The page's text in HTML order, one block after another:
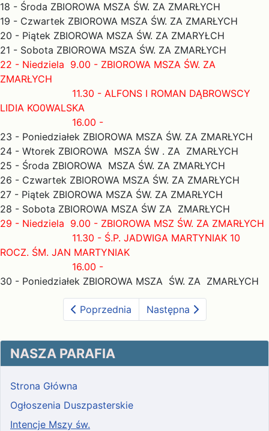
18 - Środa ZBIOROWA MSZA ŚW. ZA ZMARŁYCH
19 - Czwartek ZBIOROWA MSZA ŚW. ZA ZMARŁYCH
20 - Piątek ZBIOROWA MSZA ŚW. ZA ZMARYŁCH
21 - Sobota ZBIOROWA MSZA ŚW. ZA ZMARŁYCH
22 - Niedziela 9.00 - ZBIOROWA MSZA ŚW. ZA
ZMARŁYCH
11.30 - ALFONS I ROMAN DĄBROWSCY
LIDIA KO0WALSKA
16.00 -
23 - Poniedziałek ZBIOROWA MSZA ŚW. ZA ZMARŁYCH
24 - Wtorek ZBIOROWA MSZA ŚW . ZA ZMARŁYCH
25 - Środa ZBIOROWA MSZA ŚW. ZA ZMARŁYCH
26 - Czwartek ZBIOROWA MSZA ŚW. ZA ZMARŁYCH
27 - Piątek ZBIOROWA MSZA ŚW. ZA ZMARŁYCH
28 - Sobota ZBIOROWA MSZA ŚW ZA ZMARŁYCH
29 - Niedziela 9.00 - ZBIOROWA MSZ ŚW. ZA ZMARŁYCH
11.30 - Ś.P. JADWIGA MARTYNIAK 10
ROCZ. ŚM. JAN MARTYNIAK
16.00 -
30 - Poniedziałek ZBIOROWA MSZA ŚW. ZA ZMARŁYCH
Poprzednia Następna
NASZA PARAFIA
Strona Główna
Ogłoszenia Duszpasterskie
Intencje Mszy św.